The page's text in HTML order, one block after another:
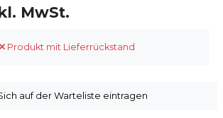
MwSt.
Produkt mit Lieferrückstand
auf der Warteliste eintragen